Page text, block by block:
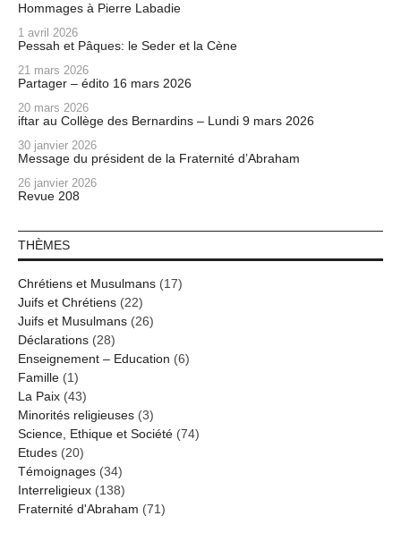
Hommages à Pierre Labadie
1 avril 2026
Pessah et Pâques: le Seder et la Cène
21 mars 2026
Partager – édito 16 mars 2026
20 mars 2026
iftar au Collège des Bernardins – Lundi 9 mars 2026
30 janvier 2026
Message du président de la Fraternité d’Abraham
26 janvier 2026
Revue 208
THÈMES
Chrétiens et Musulmans (17)
Juifs et Chrétiens (22)
Juifs et Musulmans (26)
Déclarations (28)
Enseignement – Education (6)
Famille (1)
La Paix (43)
Minorités religieuses (3)
Science, Ethique et Société (74)
Etudes (20)
Témoignages (34)
Interreligieux (138)
Fraternité d'Abraham (71)